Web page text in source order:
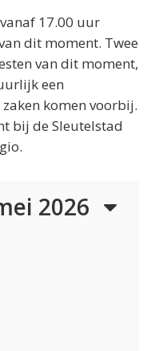
17.00 uur
dit moment. Twee
van dit moment,
een
komen voorbij.
bij de Sleutelstad
2026